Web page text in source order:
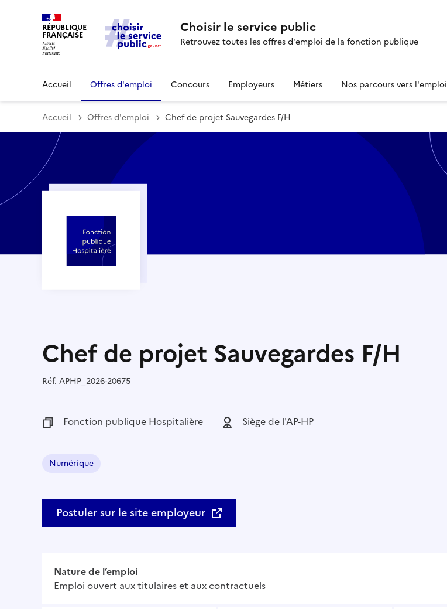
RÉPUBLIQUE
FRANÇAISE Choisir le service public
Retrouvez toutes les offres d'emploi de la fonction publique
Accueil Offres d'emploi Concours Employeurs Métiers Nos parcours vers l'emploi
Accueil Offres d'emploi Chef de projet Sauvegardes F/H
Chef de projet Sauvegardes F/H
Réf. Référence :
APHP_2026-20675
Fonction publique :
Fonction publique Hospitalière Employeur :
Siège de l'AP-HP
Domaine :
Numérique
Postuler sur le site employeur
Nature de l’emploi
Emploi ouvert aux titulaires et aux contractuels